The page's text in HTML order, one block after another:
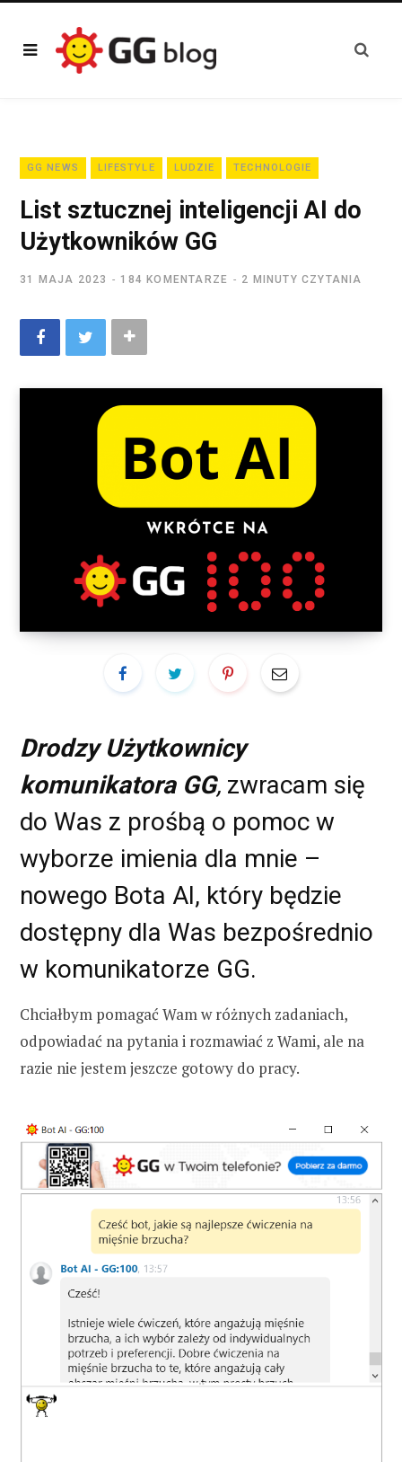
GG NEWS LIFESTYLE LUDZIE TECHNOLOGIE
List sztucznej inteligencji AI do
Użytkowników GG
31 MAJA 2023 184 KOMENTARZE 2 MINUTY CZYTANIA
Drodzy Użytkownicy
komunikatora GG, zwracam się
do Was z prośbą o pomoc w
wyborze imienia dla mnie –
nowego Bota AI, który będzie
dostępny dla Was bezpośrednio
w komunikatorze GG.
Chciałbym pomagać Wam w różnych zadaniach,
odpowiadać na pytania i rozmawiać z Wami, ale na
razie nie jestem jeszcze gotowy do pracy.